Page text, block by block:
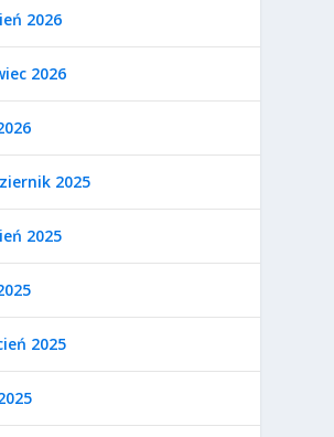
2026
2026
2025
2025
2025